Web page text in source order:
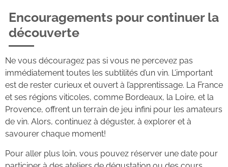
Encouragements pour continuer la
découverte
Ne vous découragez pas si vous ne percevez pas
immédiatement toutes les subtilités d’un vin. L’important
est de rester curieux et ouvert à l’apprentissage. La France
et ses régions viticoles, comme Bordeaux, la Loire, et la
Provence, offrent un terrain de jeu infini pour les amateurs
de vin. Alors, continuez à déguster, à explorer et à
savourer chaque moment!
Pour aller plus loin, vous pouvez réserver une date pour